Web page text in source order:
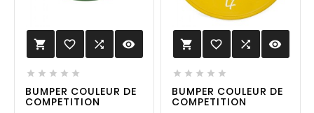
 favorite_border  visibility
    
BUMPER COULEUR DE
COMPETITION
 favorite_border  visibility
    
BUMPER COULEUR DE
COMPETITION